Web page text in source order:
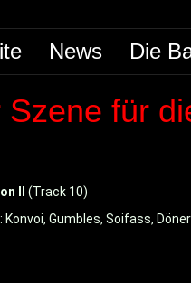
News Die
Szene für
II (Track 10)
Gumbles, Soifass,